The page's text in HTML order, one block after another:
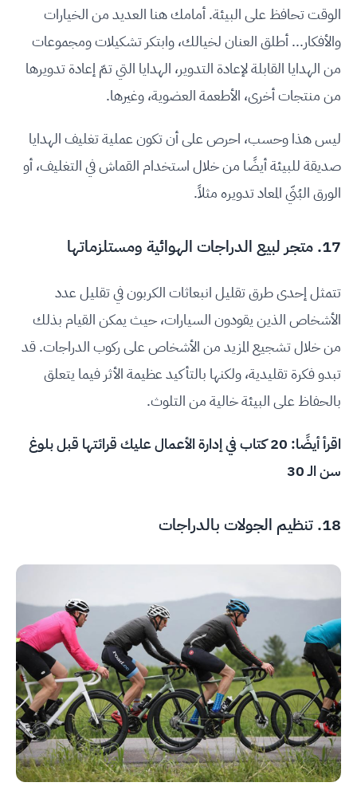
الوقت تحافظ على البيئة. أمامك هنا العديد من الخيارات
والأفكار... أطلق العنان لخيالك، وابتكر تشكيلات ومجموعات
من الهدايا القابلة لإعادة التدوير، الهدايا التي تمّ إعادة تدويرها
من منتجات أخرى، الأطعمة العضوية، وغيرها.
ليس هذا وحسب، احرص على أن تكون عملية تغليف الهدايا
صديقة للبيئة أيضًا من خلال استخدام القماش في التغليف، أو
الورق البُنّي المعاد تدويره مثلاً.
17. متجر لبيع الدراجات الهوائية ومستلزماتها
تتمثل إحدى طرق تقليل انبعاثات الكربون في تقليل عدد
الأشخاص الذين يقودون السيارات، حيث يمكن القيام بذلك
من خلال تشجيع المزيد من الأشخاص على ركوب الدراجات. قد
تبدو فكرة تقليدية، ولكنها بالتأكيد عظيمة الأثر فيما يتعلق
بالحفاظ على البيئة خالية من التلوث.
اقرأ أيضًا:
20 كتاب في إدارة الأعمال عليك قرائتها قبل بلوغ
سن الـ 30
18. تنظيم الجولات بالدراجات